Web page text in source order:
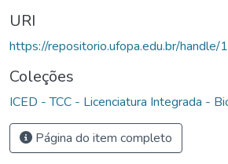
URI
https://repositorio.ufopa.edu.br/
Coleções
ICED - TCC - Licenciatura Integrada -
Página do item completo